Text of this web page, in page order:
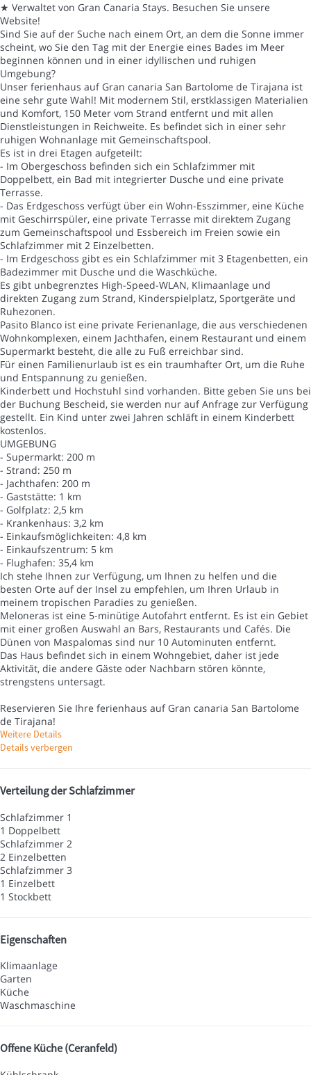
★ Verwaltet von Gran Canaria Stays. Besuchen Sie unsere
Website!
Sind Sie auf der Suche nach einem Ort, an dem die Sonne immer
scheint, wo Sie den Tag mit der Energie eines Bades im Meer
beginnen können und in einer idyllischen und ruhigen
Umgebung?
Unser ferienhaus auf Gran canaria San Bartolome de Tirajana ist
eine sehr gute Wahl! Mit modernem Stil, erstklassigen Materialien
und Komfort, 150 Meter vom Strand entfernt und mit allen
Dienstleistungen in Reichweite. Es befindet sich in einer sehr
ruhigen Wohnanlage mit Gemeinschaftspool.
Es ist in drei Etagen aufgeteilt:
- Im Obergeschoss befinden sich ein Schlafzimmer mit
Doppelbett, ein Bad mit integrierter Dusche und eine private
Terrasse.
- Das Erdgeschoss verfügt über ein Wohn-Esszimmer, eine Küche
mit Geschirrspüler, eine private Terrasse mit direktem Zugang
zum Gemeinschaftspool und Essbereich im Freien sowie ein
Schlafzimmer mit 2 Einzelbetten.
- Im Erdgeschoss gibt es ein Schlafzimmer mit 3 Etagenbetten, ein
Badezimmer mit Dusche und die Waschküche.
Es gibt unbegrenztes High-Speed-WLAN, Klimaanlage und
direkten Zugang zum Strand, Kinderspielplatz, Sportgeräte und
Ruhezonen.
Pasito Blanco ist eine private Ferienanlage, die aus verschiedenen
Wohnkomplexen, einem Jachthafen, einem Restaurant und einem
Supermarkt besteht, die alle zu Fuß erreichbar sind.
Für einen Familienurlaub ist es ein traumhafter Ort, um die Ruhe
und Entspannung zu genießen.
Kinderbett und Hochstuhl sind vorhanden. Bitte geben Sie uns bei
der Buchung Bescheid, sie werden nur auf Anfrage zur Verfügung
gestellt. Ein Kind unter zwei Jahren schläft in einem Kinderbett
kostenlos.
UMGEBUNG
- Supermarkt: 200 m
- Strand: 250 m
- Jachthafen: 200 m
- Gaststätte: 1 km
- Golfplatz: 2,5 km
- Krankenhaus: 3,2 km
- Einkaufsmöglichkeiten: 4,8 km
- Einkaufszentrum: 5 km
- Flughafen: 35,4 km
Ich stehe Ihnen zur Verfügung, um Ihnen zu helfen und die
besten Orte auf der Insel zu empfehlen, um Ihren Urlaub in
meinem tropischen Paradies zu genießen.
Meloneras ist eine 5-minütige Autofahrt entfernt. Es ist ein Gebiet
mit einer großen Auswahl an Bars, Restaurants und Cafés. Die
Dünen von Maspalomas sind nur 10 Autominuten entfernt.
Das Haus befindet sich in einem Wohngebiet, daher ist jede
Aktivität, die andere Gäste oder Nachbarn stören könnte,
strengstens untersagt.
Reservieren Sie Ihre ferienhaus auf Gran canaria San Bartolome
de Tirajana!
Weitere Details
Details verbergen
Verteilung der Schlafzimmer
Schlafzimmer 1
1 Doppelbett
Schlafzimmer 2
2 Einzelbetten
Schlafzimmer 3
1 Einzelbett
1 Stockbett
Eigenschaften
Klimaanlage
Garten
Küche
Waschmaschine
Offene Küche (Ceranfeld)